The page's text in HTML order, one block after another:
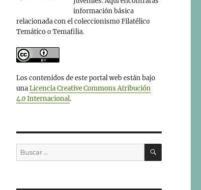
información básica
relacionada con el coleccionismo Filatélico
Temático o Temafilia.
Los contenidos de este portal web están bajo
unaLicencia Creative Commons Atribución
4.0 Internacional.
Buscar
por:
BUSCAR